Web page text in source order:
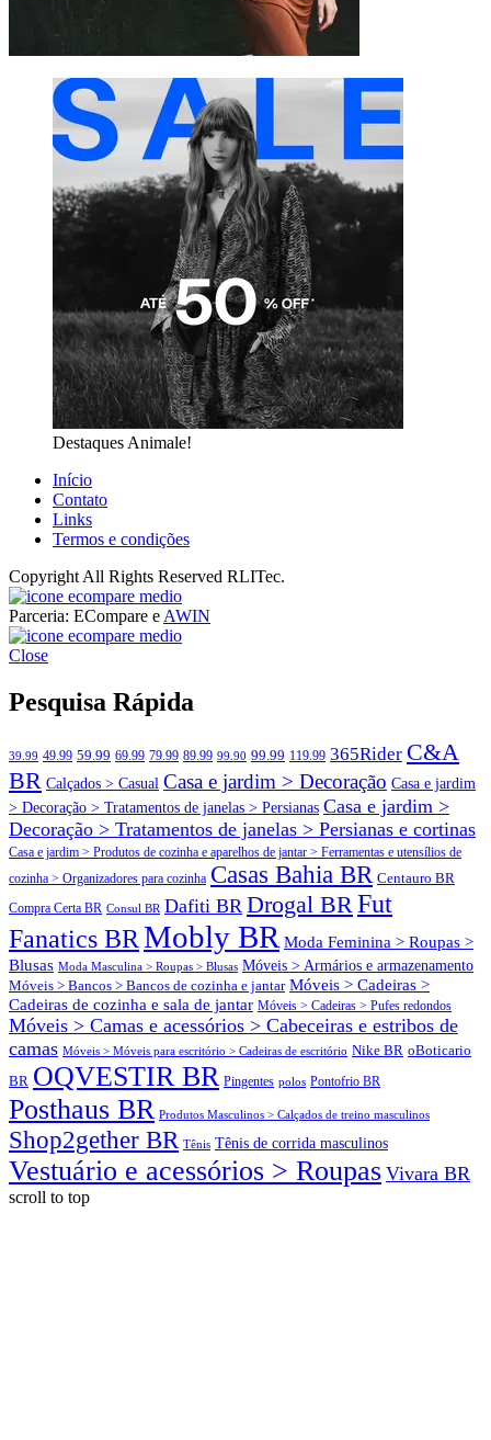
Destaques Animale!
Início
Contato
Links
Termos e condições
Copyright All Rights Reserved RLITec.
ECompare e EConomize nas Lojas dos principais Marketplaces
brasileiros
Parceria: ECompare e AWIN
brasileiros
Close
Pesquisa Rápida
39.99 49.99 59.99 69.99 79.99 89.99 99.90 99.99 119.99 365Rider C&A
BR Calçados > Casual Casa e jardim > Decoração Casa e jardim
> Decoração > Tratamentos de janelas > Persianas Casa e jardim >
Decoração > Tratamentos de janelas > Persianas e cortinas
Casa e jardim > Produtos de cozinha e aparelhos de jantar > Ferramentas e utensílios de
cozinha > Organizadores para cozinha Casas Bahia BR Centauro BR
Compra Certa BR Consul BR Dafiti BR Drogal BRFut
Fanatics BRMobly BR Moda Feminina > Roupas >
Blusas Moda Masculina > Roupas > Blusas Móveis > Armários e armazenamento
Móveis > Bancos > Bancos de cozinha e jantar Móveis > Cadeiras >
Cadeiras de cozinha e sala de jantar Móveis > Cadeiras > Pufes redondos
Móveis > Camas e acessórios > Cabeceiras e estribos de
camas Móveis > Móveis para escritório > Cadeiras de escritório Nike BR oBoticario
BR OQVESTIR BR Pingentes polos Pontofrio BR
Posthaus BR Produtos Masculinos > Calçados de treino masculinos
Shop2gether BR Tênis Tênis de corrida masculinos
Vestuário e acessórios > Roupas Vivara BR
scroll to top